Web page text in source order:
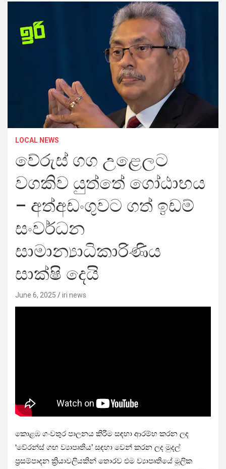
LOCAL NEWS
වේරුස් ගග උළෙලට
වගකිව යුත්තේ ගෝඨාභය
– අත්අඩංගුවට ගත් ඉඩම්
සංවර්ධන
සාමාන්‍යාධිකාරිණිය
සාක්ෂි දෙයි
June 6, 2025 iri news
කොළඹ ගංවතුර පාලනය කිරීම සඳහා ආරම්භ කරන ලද
‘වේරන්ස් ගඟ ව්‍යාපෘතිය’ සඳහා වෙන් කරන ලද මුදල්
ප්‍රසම්පාදන ක්‍රියාවලියකින් තොරව එම ව්‍යාපෘතියේ මූලික